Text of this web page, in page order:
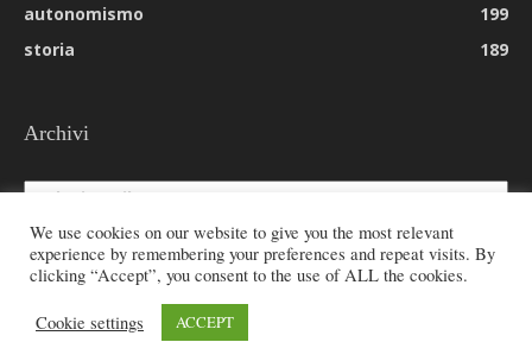
autonomismo
199
storia
189
Archivi
Archivi
© 2026 All rights reserved - Etnie -
We use cookies on our website to give you the most relevant
experience by remembering your preferences and repeat visits. By
clicking “Accept”, you consent to the use of ALL the cookies.
Cookie settings ACCEPT